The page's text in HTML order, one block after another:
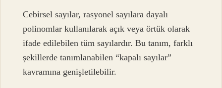
Cebirsel sayılar, rasyonel sayılara dayalı
polinomlar kullanılarak açık veya örtük olarak
ifade edilebilen tüm sayılardır. Bu tanım, farklı
şekillerde tanımlanabilen “kapalı sayılar”
kavramına genişletilebilir.